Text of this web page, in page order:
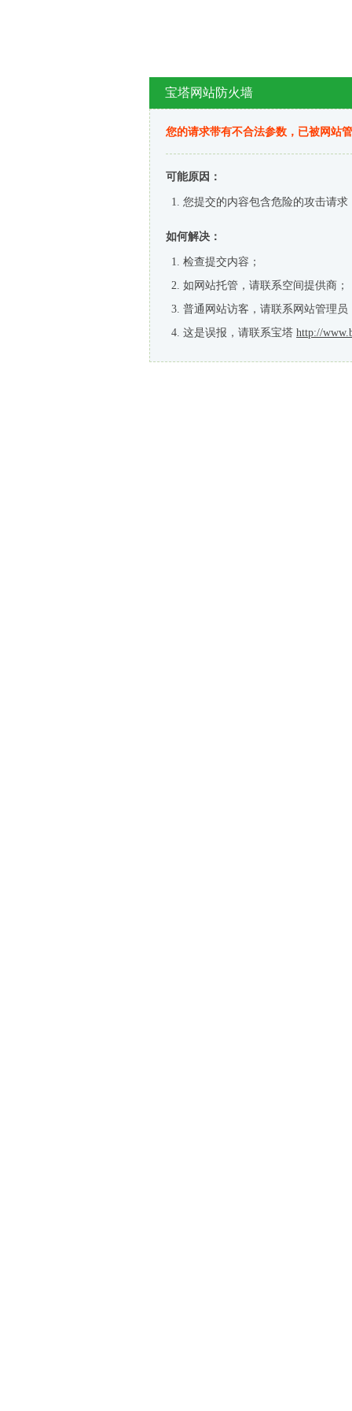
宝塔网站防火墙
您的请求带有不合法参数，已被网站
可能原因：
您提交的内容包含危险的攻击请求
如何解决：
检查提交内容；
如网站托管，请联系空间提供商；
普通网站访客，请联系网站管理员
这是误报，请联系宝塔 http://